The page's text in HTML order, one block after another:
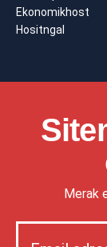
Ekonomikhost
Hositngal
Merak